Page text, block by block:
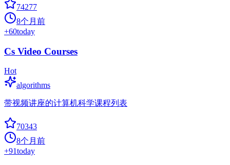
74277
8个月前
+60today
Cs Video Courses
Hot
algorithms
带视频讲座的计算机科学课程列表
70343
8个月前
+91today